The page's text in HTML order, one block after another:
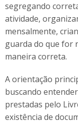
segregando
atividade,
mensalmente,
guarda do que for
maneira correta.
A orientação
buscando
prestadas pelo
existência de